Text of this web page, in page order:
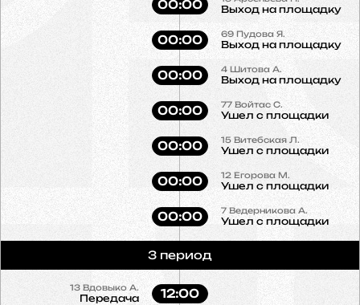
Выход на площадку
00:00
69 Пудова Я.
Выход на площадку
00:00
4 Шитова А.
Выход на площадку
00:00
77 Войтас С.
Ушел с площадки
00:00
15 Витебская Л.
Ушел с площадки
00:00
12 Егорова М.
Ушел с площадки
00:00
7 Ведерникова А.
Ушел с площадки
00:00
3 период
13 Вдовыко А.
Передача 12:00